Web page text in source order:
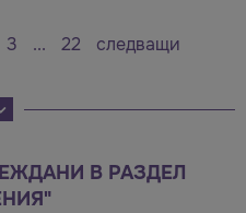
3 ... 22 следващи
В РАЗДЕЛ